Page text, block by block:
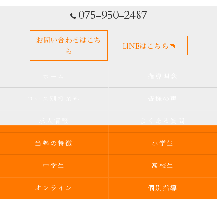
075-950-2487
お問い合わせはこち
ら
LINEはこちら
当塾の特徴 小学生
中学生 高校生
オンライン 個別指導